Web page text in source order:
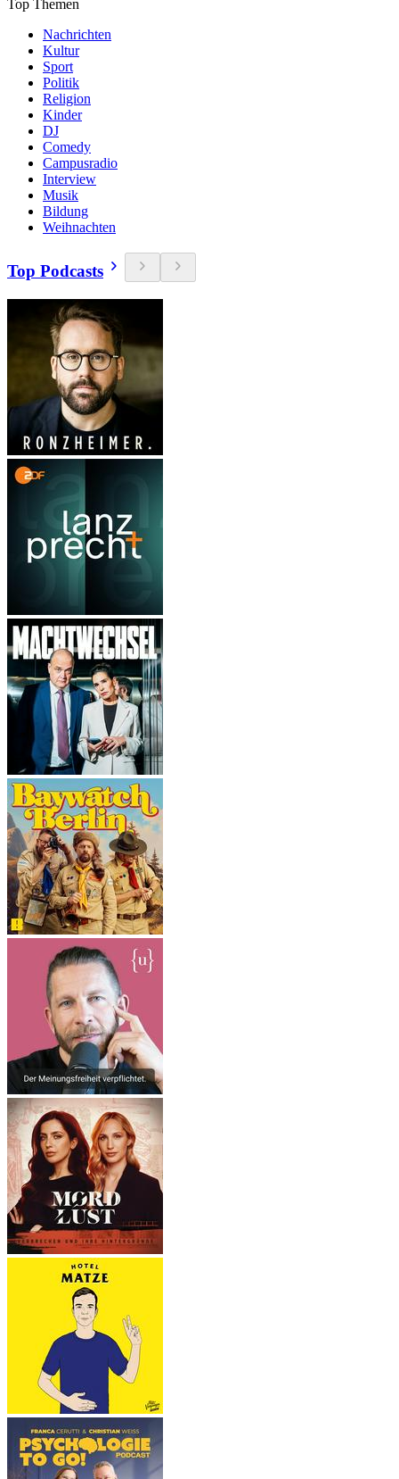
Top Themen
Nachrichten
Kultur
Sport
Politik
Religion
Kinder
DJ
Comedy
Campusradio
Interview
Musik
Bildung
Weihnachten
Top Podcasts